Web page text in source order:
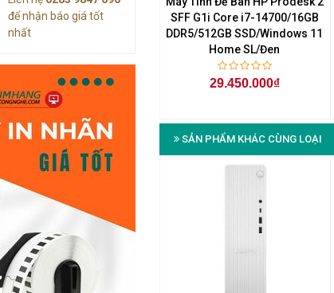
để nhận báo giá tốt
nhất
400 G9 (Core i5-13500T/8GB
DDR4/256GB SSD/Intel Iris Xe
16.800.000₫
SFF G1i Core i7-14700/16GB
DDR5/512GB SSD/Windows 11
Home SL/Đen
29.450.000₫
SẢN PHẨM KHÁC CÙNG LOẠI